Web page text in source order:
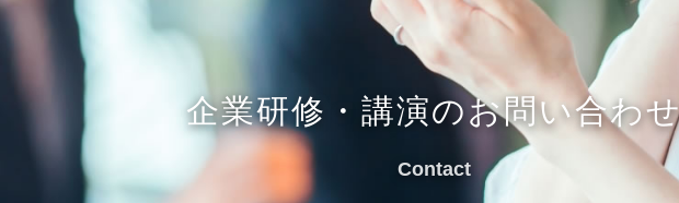
企業研修・講演のお問い合わ
Contact